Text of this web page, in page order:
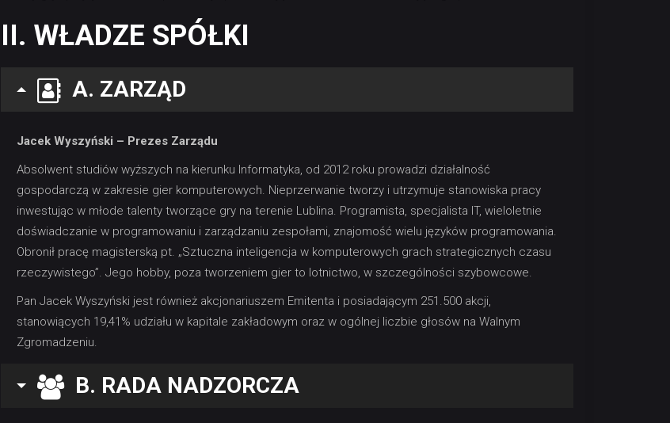
II. WŁADZE SPÓŁKI
A. ZARZĄD
Jacek Wyszyński – Prezes Zarządu
Absolwent studiów wyższych na kierunku Informatyka, od 2012 roku prowadzi działalność
gospodarczą w zakresie gier komputerowych. Nieprzerwanie tworzy i utrzymuje stanowiska pracy
inwestując w młode talenty tworzące gry na terenie Lublina. Programista, specjalista IT, wieloletnie
doświadczanie w programowaniu i zarządzaniu zespołami, znajomość wielu języków programowania.
Obronił pracę magisterską pt. „Sztuczna inteligencja w komputerowych grach strategicznych czasu
rzeczywistego”. Jego hobby, poza tworzeniem gier to lotnictwo, w szczególności szybowcowe.
Pan Jacek Wyszyński jest również akcjonariuszem Emitenta i posiadającym 251.500 akcji,
stanowiących 19,41% udziału w kapitale zakładowym oraz w ogólnej liczbie głosów na Walnym
Zgromadzeniu.
B. RADA NADZORCZA